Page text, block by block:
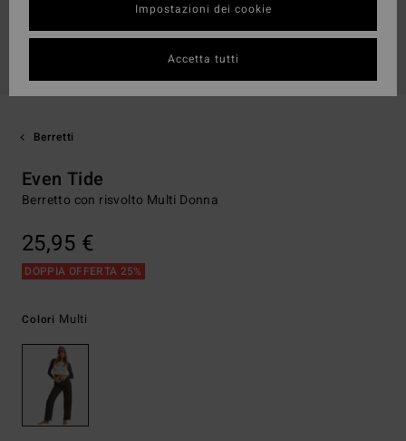
Berretti
Even Tide
Berretto con risvolto Multi Donna
25,95 €
DOPPIA OFFERTA 25%
Colori Multi
Impostazioni dei cookie
Accetta tutti